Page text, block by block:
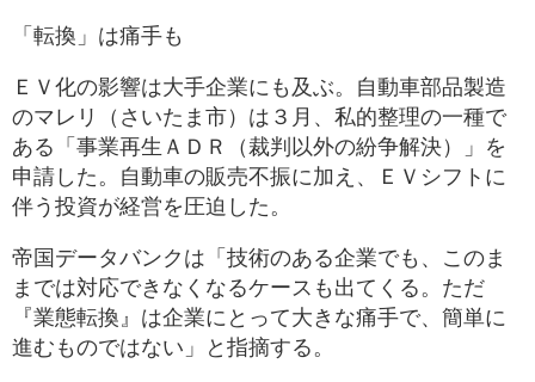
「転換」は痛手も
ＥＶ化の影響は大手企業にも及ぶ。自動車部品製造
のマレリ（さいたま市）は３月、私的整理の一種で
ある「事業再生ＡＤＲ（裁判以外の紛争解決）」を
申請した。自動車の販売不振に加え、ＥＶシフトに
伴う投資が経営を圧迫した。
帝国データバンクは「技術のある企業でも、このま
までは対応できなくなるケースも出てくる。ただ
『業態転換』は企業にとって大きな痛手で、簡単に
進むものではない」と指摘する。